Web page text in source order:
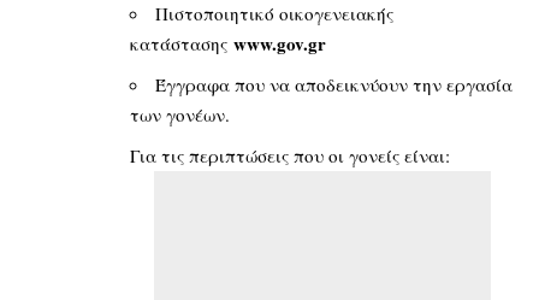
Πιστοποιητικό οικογενειακής
κατάστασης www.gov.gr
Έγγραφα που να αποδεικνύουν την εργασία
των γονέων.
Για τις περιπτώσεις που οι γονείς είναι: